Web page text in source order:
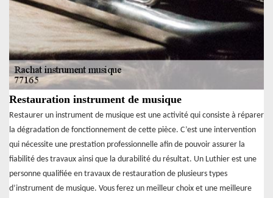
Restauration instrument de musique
Restaurer un instrument de musique est une activité qui consiste à réparer
la dégradation de fonctionnement de cette pièce. C’est une intervention
qui nécessite une prestation professionnelle afin de pouvoir assurer la
fiabilité des travaux ainsi que la durabilité du résultat. Un Luthier est une
personne qualifiée en travaux de restauration de plusieurs types
d’instrument de musique. Vous ferez un meilleur choix et une meilleure